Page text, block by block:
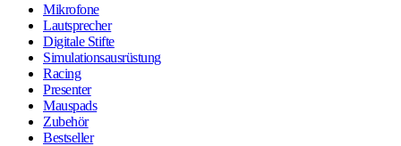
Mikrofone
Lautsprecher
Digitale Stifte
Simulationsausrüstung
Racing
Presenter
Mauspads
Zubehör
Bestseller